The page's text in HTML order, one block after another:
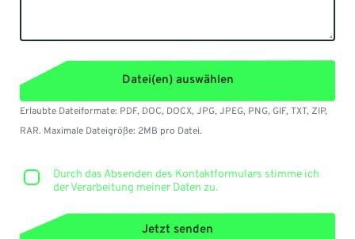
Datei(en) auswählen
Erlaubte Dateiformate: PDF, DOC, DOCX, JPG, JPEG, PNG, GIF, TXT, ZIP,
RAR. Maximale Dateigröße: 2MB pro Datei.
Durch das Absenden des Kontaktformulars stimme ich
der Verarbeitung meiner Daten zu.
Jetzt senden